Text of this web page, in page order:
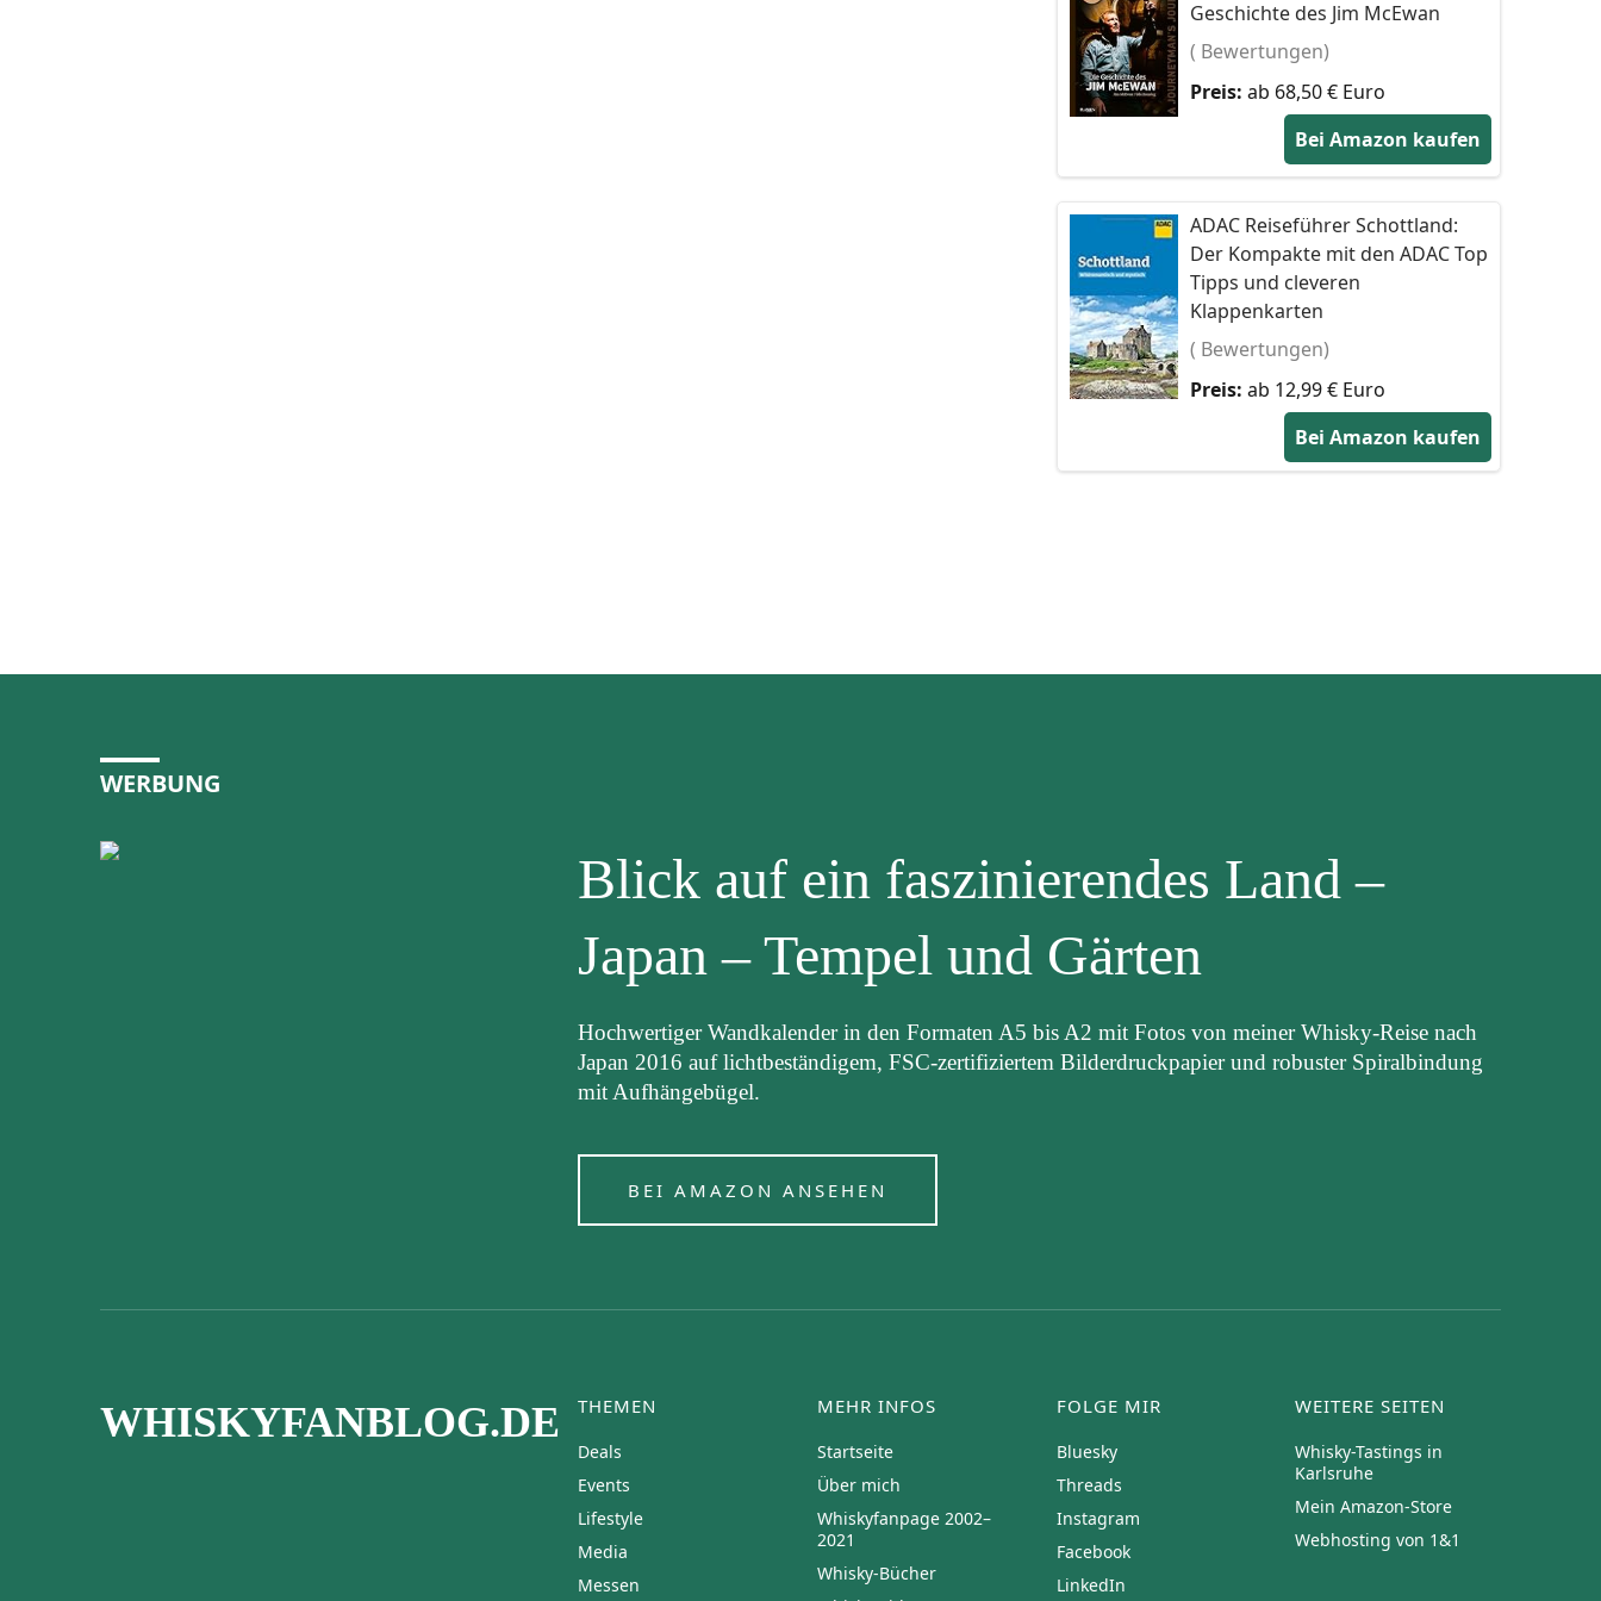
Geschichte des Jim McEwan
( Bewertungen)
Preis: ab 68,50 € Euro
Bei Amazon kaufen
ADAC Reiseführer Schottland:
Der Kompakte mit den ADAC Top
Tipps und cleveren
Klappenkarten
( Bewertungen)
Preis: ab 12,99 € Euro
Bei Amazon kaufen
WERBUNG
Blick auf ein faszinierendes Land –
Japan – Tempel und Gärten
Hochwertiger Wandkalender in den Formaten A5 bis A2 mit Fotos von meiner Whisky-Reise nach
Japan 2016 auf lichtbeständigem, FSC-zertifiziertem Bilderdruckpapier und robuster Spiralbindung
mit Aufhängebügel.
BEI AMAZON ANSEHEN
WHISKYFANBLOG.DE THEMEN
Deals
Events
Lifestyle
Media
Messen
MEHR INFOS
Startseite
Über mich
Whiskyfanpage 2002–
2021
Whisky-Bücher
FOLGE MIR
Bluesky
Threads
Instagram
Facebook
LinkedIn
WEITERE SEITEN
Whisky-Tastings in
Karlsruhe
Mein Amazon-Store
Webhosting von 1&1